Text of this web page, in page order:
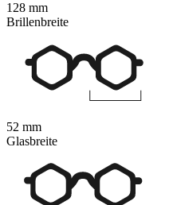
128 mm
Brillenbreite
52 mm
Glasbreite